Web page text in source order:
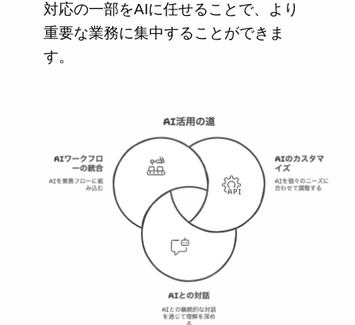
対応の一部をAIに任せることで、より
重要な業務に集中することができま
す。